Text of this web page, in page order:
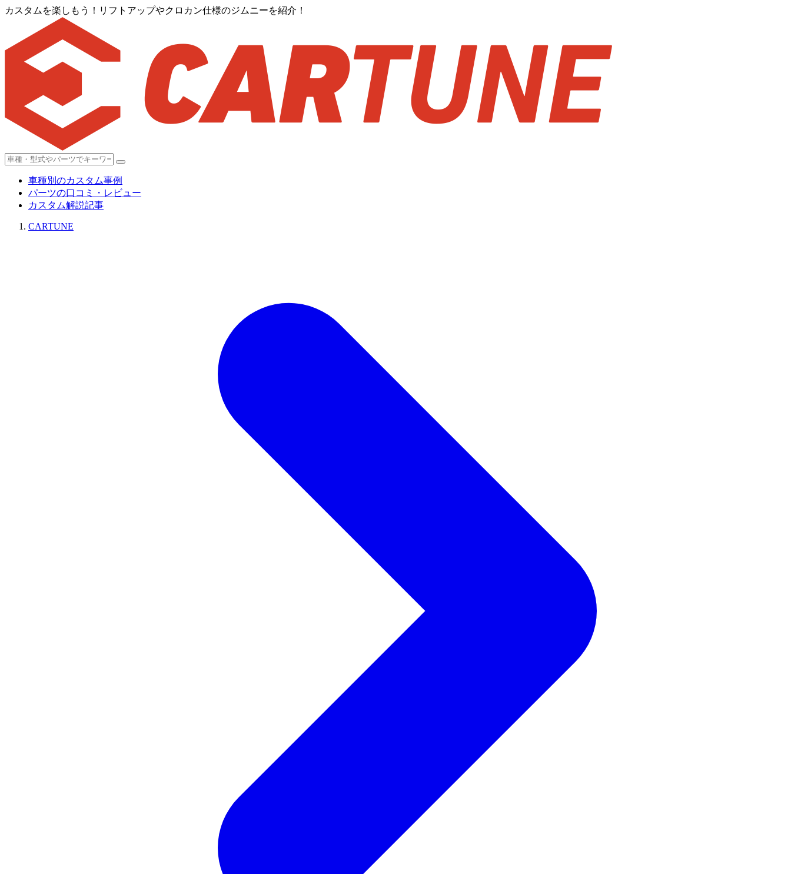
カスタムを楽しもう！リフトアップやクロカン仕様のジムニーを紹介！
車種別のカスタム事例
パーツの口コミ・レビュー
カスタム解説記事
CARTUNE